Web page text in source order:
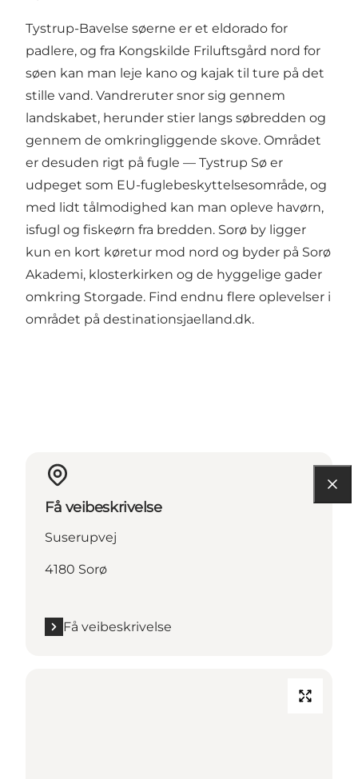
Tystrup-Bavelse søerne er et eldorado for
padlere, og fra Kongskilde Friluftsgård nord for
søen kan man leje kano og kajak til ture på det
stille vand. Vandreruter snor sig gennem
landskabet, herunder stier langs søbredden og
gennem de omkringliggende skove. Området
er desuden rigt på fugle — Tystrup Sø er
udpeget som EU-fuglebeskyttelsesområde, og
med lidt tålmodighed kan man opleve havørn,
isfugl og fiskeørn fra bredden. Sorø by ligger
kun en kort køretur mod nord og byder på Sorø
Akademi, klosterkirken og de hyggelige gader
omkring Storgade. Find endnu flere oplevelser i
området på destinationsjaelland.dk.
Få veibeskrivelse
Suserupvej
4180 Sorø
Få veibeskrivelse